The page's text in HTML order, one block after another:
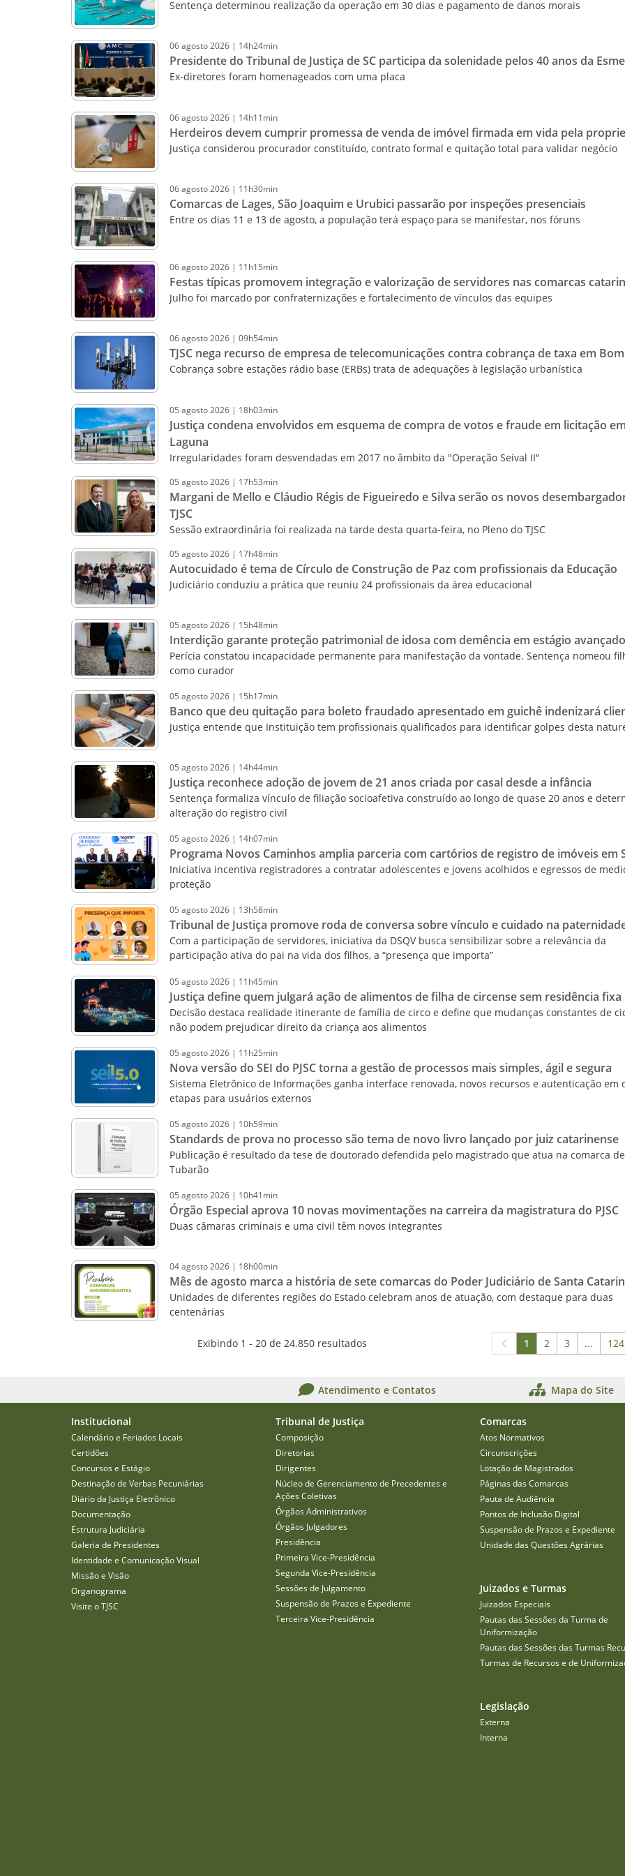
Sentença determinou realização da operação em 30 dias e pagamento de danos morais
06agosto2026 | 14h24min
Presidente do Tribunal de Justiça de SC participa da solenidade pelos 40 anos da
Ex-diretores foram homenageados com uma placa
06agosto2026 | 14h11min
Herdeiros devem cumprir promessa de venda de imóvel firmada em vida pela
Justiça considerou procurador constituído, contrato formal e quitação total para validar negócio
06agosto2026 | 11h30min
Comarcas de Lages, São Joaquim e Urubici passarão por inspeções presenciais
Entre os dias 11 e 13 de agosto, a população terá espaço para se manifestar, nos fóruns
06agosto2026 | 11h15min
Festas típicas promovem integração e valorização de servidores nas comarcas
Julho foi marcado por confraternizações e fortalecimento de vínculos das equipes
06agosto2026 | 09h54min
TJSC nega recurso de empresa de telecomunicações contra cobrança de taxa em
Cobrança sobre estações rádio base (ERBs) trata de adequações à legislação urbanística
05 agosto2026 | 18h03min
Justiça condena envolvidos em esquema de compra de votos e fraude em licitação em
Laguna
Irregularidades foram desvendadas em 2017 no âmbito da "Operação Seival II"
05 agosto2026 | 17h53min
Margani de Mello e Cláudio Régis de Figueiredo e Silva serão os novos
TJSC
Sessão extraordinária foi realizada na tarde desta quarta-feira, no Pleno do TJSC
05 agosto2026 | 17h48min
Autocuidado é tema de Círculo de Construção de Paz com profissionais da Educação
Judiciário conduziu a prática que reuniu 24 profissionais da área educacional
05 agosto2026 | 15h48min
Interdição garante proteção patrimonial de idosa com demência em estágio avançado
Perícia constatou incapacidade permanente para manifestação da vontade. Sentença nomeou
como curador
05 agosto2026 | 15h17min
Banco que deu quitação para boleto fraudado apresentado em guichê indenizará
Justiça entende que Instituição tem profissionais qualificados para identificar golpes desta
05 agosto2026 | 14h44min
Justiça reconhece adoção de jovem de 21 anos criada por casal desde a infância
Sentença formaliza vínculo de filiação socioafetiva construído ao longo de quase 20 anos e
alteração do registro civil
05 agosto2026 | 14h07min
Programa Novos Caminhos amplia parceria com cartórios de registro de imóveis em
Iniciativa incentiva registradores a contratar adolescentes e jovens acolhidos e egressos de
proteção
05 agosto2026 | 13h58min
Tribunal de Justiça promove roda de conversa sobre vínculo e cuidado na
Com a participação de servidores, iniciativa da DSQV busca sensibilizar sobre a relevância da
participação ativa do pai na vida dos filhos, a “presença que importa”
05 agosto2026 | 11h45min
Justiça define quem julgará ação de alimentos de filha de circense sem residência fixa
Decisão destaca realidade itinerante de família de circo e define que mudanças constantes de
não podem prejudicar direito da criança aos alimentos
05 agosto2026 | 11h25min
Nova versão do SEI do PJSC torna a gestão de processos mais simples, ágil e segura
Sistema Eletrônico de Informações ganha interface renovada, novos recursos e autenticação em
etapas para usuários externos
05 agosto2026 | 10h59min
Standards de prova no processo são tema de novo livro lançado por juiz catarinense
Publicação é resultado da tese de doutorado defendida pelo magistrado que atua na comarca de
Tubarão
05 agosto2026 | 10h41min
Órgão Especial aprova 10 novas movimentações na carreira da magistratura do PJSC
Duas câmaras criminais e uma civil têm novos integrantes
04agosto2026 | 18h00min
Mês de agosto marca a história de sete comarcas do Poder Judiciário de Santa
Unidades de diferentes regiões do Estado celebram anos de atuação, com destaque para duas
centenárias
Exibindo 1 - 20 de 24.850 resultados Página
1 Página
2 Página
3 ...
Atendimento e Contatos Mapa do Site
Institucional
Calendário e Feriados Locais
Certidões
Concursos e Estágio
Destinação de Verbas Pecuniárias
Diário da Justiça Eletrônico
Documentação
Estrutura Judiciária
Galeria de Presidentes
Identidade e Comunicação Visual
Missão e Visão
Organograma
Visite o TJSC
Tribunal de Justiça
Composição
Diretorias
Dirigentes
Núcleo de Gerenciamento de Precedentes e
Ações Coletivas
Órgãos Administrativos
Órgãos Julgadores
Presidência
Primeira Vice-Presidência
Segunda Vice-Presidência
Sessões de Julgamento
Suspensão de Prazos e Expediente
Terceira Vice-Presidência
Comarcas
Atos Normativos
Circunscrições
Lotação de Magistrados
Páginas das Comarcas
Pauta de Audiência
Pontos de Inclusão Digital
Suspensão de Prazos e Expediente
Unidade das Questões Agrárias
Juizados e Turmas
Juizados Especiais
Pautas das Sessões da Turma de
Uniformização
Pautas das Sessões das Turmas
Turmas de Recursos e de
Legislação
Externa
Interna